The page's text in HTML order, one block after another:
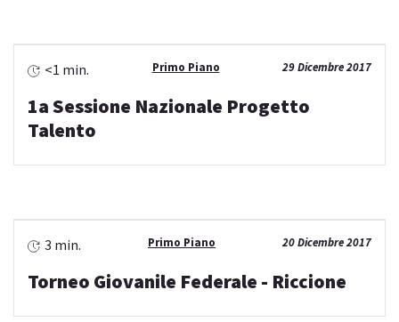
29 Dicembre 2017
Primo Piano
<1 min.
1a Sessione Nazionale Progetto
Talento
20 Dicembre 2017
Primo Piano
3 min.
Torneo Giovanile Federale - Riccione